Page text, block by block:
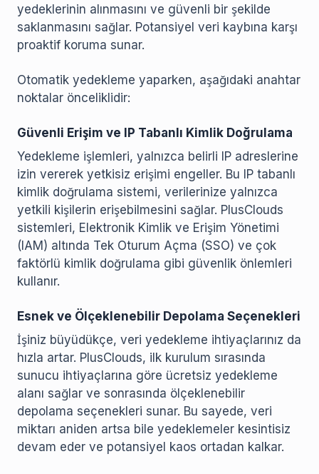
yedeklerinin alınmasını ve güvenli bir şekilde
saklanmasını sağlar. Potansiyel veri kaybına karşı
proaktif koruma sunar.
Otomatik yedekleme yaparken, aşağıdaki anahtar
noktalar önceliklidir:
Güvenli Erişim ve IP Tabanlı Kimlik Doğrulama
Yedekleme işlemleri, yalnızca belirli IP adreslerine
izin vererek yetkisiz erişimi engeller. Bu IP tabanlı
kimlik doğrulama sistemi, verilerinize yalnızca
yetkili kişilerin erişebilmesini sağlar. PlusClouds
sistemleri, Elektronik Kimlik ve Erişim Yönetimi
(IAM) altında Tek Oturum Açma (SSO) ve çok
faktörlü kimlik doğrulama gibi güvenlik önlemleri
kullanır.
Esnek ve Ölçeklenebilir Depolama Seçenekleri
İşiniz büyüdükçe, veri yedekleme ihtiyaçlarınız da
hızla artar. PlusClouds, ilk kurulum sırasında
sunucu ihtiyaçlarına göre ücretsiz yedekleme
alanı sağlar ve sonrasında ölçeklenebilir
depolama seçenekleri sunar. Bu sayede, veri
miktarı aniden artsa bile yedeklemeler kesintisiz
devam eder ve potansiyel kaos ortadan kalkar.